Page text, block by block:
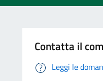
Contatta il
Leggi le